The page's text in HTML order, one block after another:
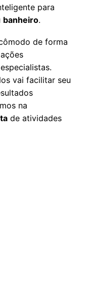
para
banheiro.
de forma
vai facilitar seu
na
de atividades